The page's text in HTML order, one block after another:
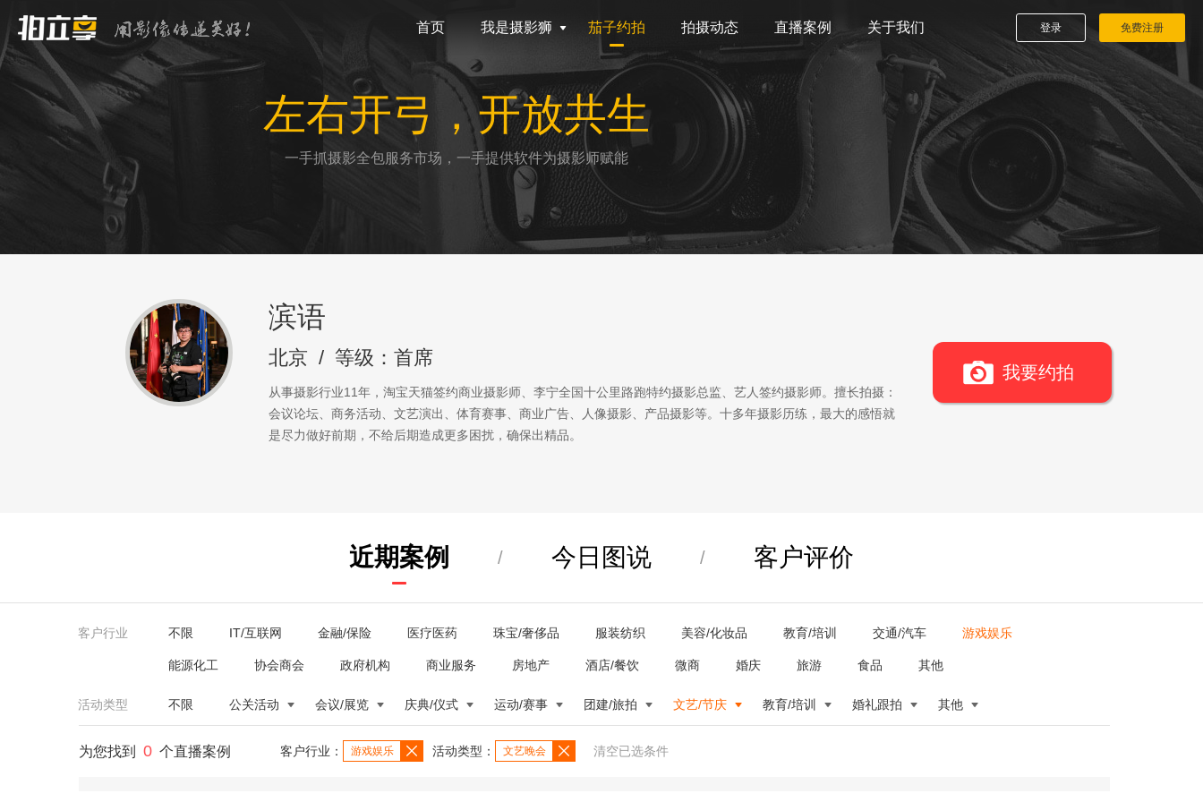
首页 我是摄影狮 茄子约拍 拍摄动态 直播案例 关于我们 登录 免费注册
左右开弓，开放共生
一手抓摄影全包服务市场，一手提供软件为摄影师赋能
滨语
北京 / 等级：首席
从事摄影行业11年，淘宝天猫签约商业摄影师、李宁全国十公里路跑特约摄影总监、艺人签约摄影师。擅长拍摄：
会议论坛、商务活动、文艺演出、体育赛事、商业广告、人像摄影、产品摄影等。十多年摄影历练，最大的感悟就
是尽力做好前期，不给后期造成更多困扰，确保出精品。
我要约拍
近期案例 / 今日图说 / 客户评价
客户行业 不限 IT/互联网 金融/保险 医疗医药 珠宝/奢侈品 服装纺织 美容/化妆品 教育/培训 交通/汽车 游戏娱乐
能源化工 协会商会 政府机构 商业服务 房地产 酒店/餐饮 微商 婚庆 旅游 食品 其他
活动类型 不限 公关活动 会议/展览 庆典/仪式 运动/赛事 团建/旅拍 文艺/节庆 教育/培训 婚礼跟拍 其他
为您找到 0 个直播案例 客户行业： 游戏娱乐 活动类型： 文艺晚会 清空已选条件